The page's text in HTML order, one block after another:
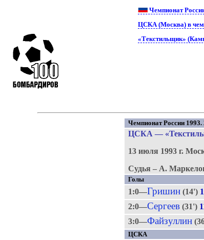
Чемпионат
ЦСКА (Москва) в
«Текстильщик»
Чемпионат России 1993.
ЦСКА —
13 июля 1993 г.
Судья – А.
Голы
1:0—Гришин (14')
2:0—Сергеев (31')
3:0—Файзуллин
ЦСКА